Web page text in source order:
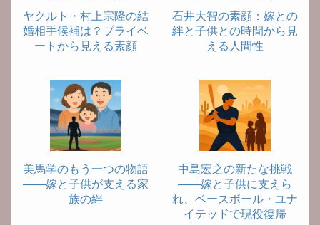
ヤクルト・村上宗隆の結
婚相手候補は？プライベ
ートから見える素顔
石井大智の素顔：嫁との
絆と子供との時間から見
える人間性
美馬学のもう一つの物語
――嫁と子供が支える家
族の絆
中島宏之の新たな挑戦
――嫁と子供に支えら
れ、ベースボール・ユナ
イテッドで現役復帰